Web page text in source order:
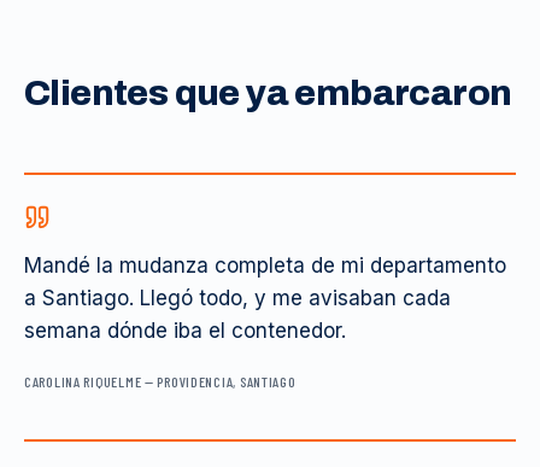
Clientes que ya embarcaron
Mandé la mudanza completa de mi departamento
a Santiago. Llegó todo, y me avisaban cada
semana dónde iba el contenedor.
CAROLINA RIQUELME —PROVIDENCIA, SANTIAGO